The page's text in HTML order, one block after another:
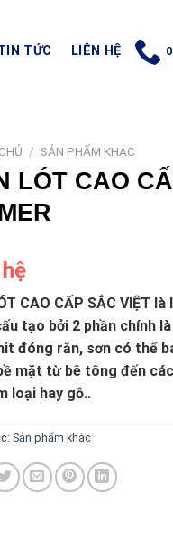
TỨC LIÊN HỆ
/ SẢN PHẨM KHÁC
LÓT CAO
CAO CẤP SẮC VIỆT
tạo bởi 2 phần chính
đóng rắn, sơn có thể
mặt từ bê tông đến
loại hay gỗ..
Sản phẩm khác